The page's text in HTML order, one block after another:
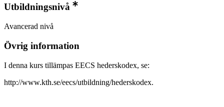
Utbildningsnivå
Avancerad nivå
Övrig information
I denna kurs tillämpas EECS hederskodex, se:
http://www.kth.se/eecs/utbildning/hederskodex.